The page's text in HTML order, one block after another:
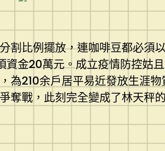
例擺放，連咖啡豆都必須
金20萬元。成立疫情防控姑
210余戶居平易近發放生涯物
奪戰，此刻完全變成了林天秤